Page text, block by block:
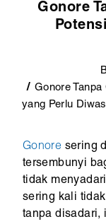
Gonore
Gonore Tanpa
yang Perlu
Gonore sering
tersembunyi
tidak
sering kali
tanpa disadari,